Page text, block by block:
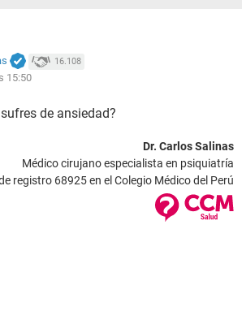
16.108
15:50
de ansiedad?
Dr. Carlos Salinas
Médico cirujano especialista en psiquiatría
registro 68925 en el Colegio Médico del Perú